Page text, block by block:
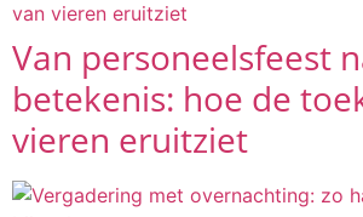
Van personeelsfeest
betekenis: hoe de
vieren eruitziet